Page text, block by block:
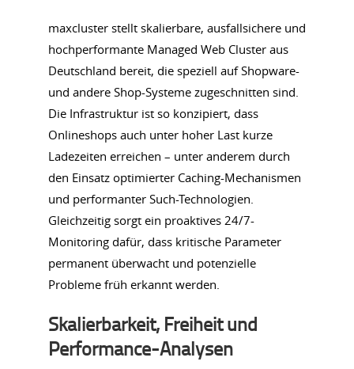
maxcluster stellt skalierbare, ausfallsichere und
hochperformante Managed Web Cluster aus
Deutschland bereit, die speziell auf Shopware-
und andere Shop-Systeme zugeschnitten sind.
Die Infrastruktur ist so konzipiert, dass
Onlineshops auch unter hoher Last kurze
Ladezeiten erreichen – unter anderem durch
den Einsatz optimierter Caching-Mechanismen
und performanter Such-Technologien.
Gleichzeitig sorgt ein proaktives 24/7-
Monitoring dafür, dass kritische Parameter
permanent überwacht und potenzielle
Probleme früh erkannt werden.
Skalierbarkeit, Freiheit und
Performance-Analysen